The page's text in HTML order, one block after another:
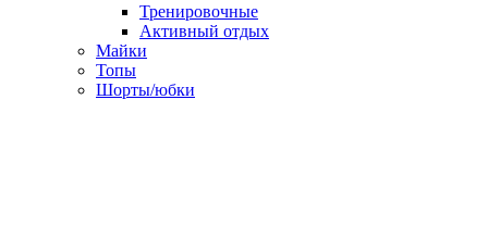
Тренировочные
Активный отдых
Майки
Топы
Шорты/юбки